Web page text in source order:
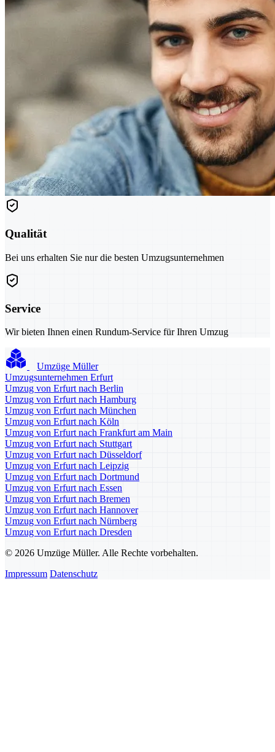
Qualität
Bei uns erhalten Sie nur die besten Umzugsunternehmen
Service
Wir bieten Ihnen einen Rundum-Service für Ihren Umzug
Umzüge Müller
Umzugsunternehmen Erfurt
Umzug von Erfurt nach Berlin
Umzug von Erfurt nach Hamburg
Umzug von Erfurt nach München
Umzug von Erfurt nach Köln
Umzug von Erfurt nach Frankfurt am Main
Umzug von Erfurt nach Stuttgart
Umzug von Erfurt nach Düsseldorf
Umzug von Erfurt nach Leipzig
Umzug von Erfurt nach Dortmund
Umzug von Erfurt nach Essen
Umzug von Erfurt nach Bremen
Umzug von Erfurt nach Hannover
Umzug von Erfurt nach Nürnberg
Umzug von Erfurt nach Dresden
© 2026 Umzüge Müller. Alle Rechte vorbehalten.
Impressum Datenschutz